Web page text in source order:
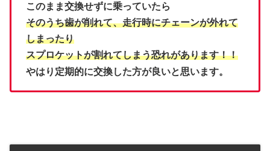
このまま交換せずに乗っていたら
そのうち歯が削れて、走行時にチェーンが外れて
しまったり
スプロケットが割れてしまう恐れがあります！！
やはり定期的に交換した方が良いと思います。